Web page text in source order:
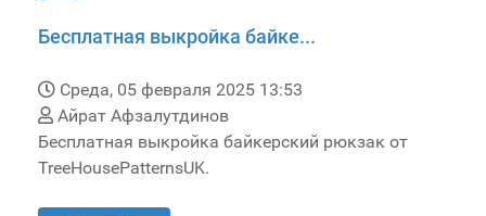
Бесплатная выкройка байке...
Среда, 05 февраля 2025 13:53
Айрат Афзалутдинов
Бесплатная выкройка байкерский рюкзак от
TreeHousePatternsUK.